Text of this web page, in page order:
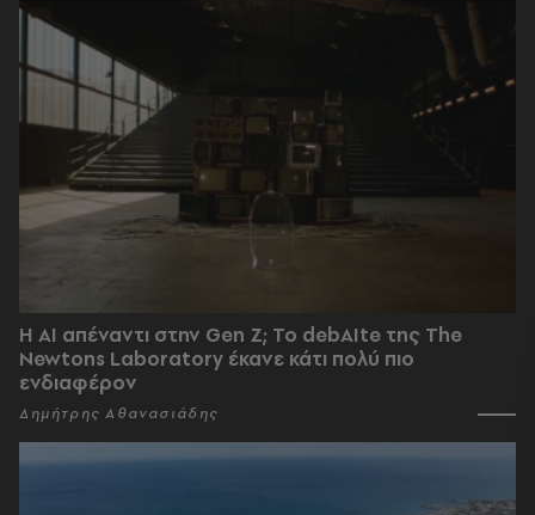
Η AI απέναντι στην Gen Z; Το debAIte της The
Newtons Laboratory έκανε κάτι πολύ πιο
ενδιαφέρον
Δημήτρης Αθανασιάδης